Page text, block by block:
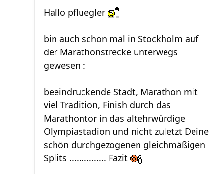
Hallo pfluegler
bin auch schon mal in Stockholm auf
der Marathonstrecke unterwegs
gewesen :
beeindruckende Stadt, Marathon mit
viel Tradition, Finish durch das
Marathontor in das altehrwürdige
Olympiastadion und nicht zuletzt Deine
schön durchgezogenen gleichmäßigen
Splits ............... Fazit